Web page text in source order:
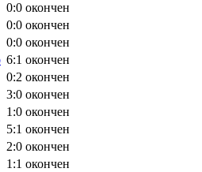
0:0 окончен
0:0 окончен
0:0 окончен
6:1 окончен
0:2 окончен
3:0 окончен
1:0 окончен
5:1 окончен
2:0 окончен
1:1 окончен